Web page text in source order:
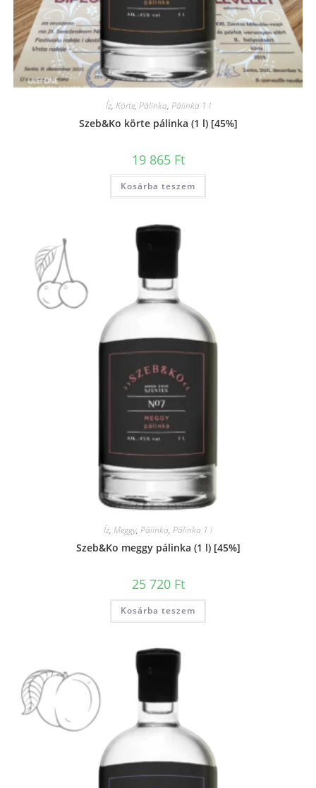
Íz, Körte, Pálinka, Pálinka 1 l
Szeb&Ko körte pálinka (1 l) [45%]
19 865 Ft
Kosárba teszem
Íz, Meggy, Pálinka, Pálinka 1 l
Szeb&Ko meggy pálinka (1 l) [45%]
25 720 Ft
Kosárba teszem